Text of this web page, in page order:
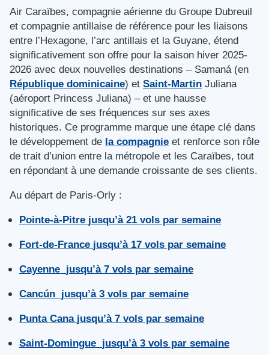
Air Caraïbes, compagnie aérienne du Groupe Dubreuil
et compagnie antillaise de référence pour les liaisons
entre l’Hexagone, l’arc antillais et la Guyane, étend
significativement son offre pour la saison hiver 2025-
2026 avec deux nouvelles destinations – Samaná (en
République dominicaine) et Saint-Martin Juliana
(aéroport Princess Juliana) – et une hausse
significative de ses fréquences sur ses axes
historiques. Ce programme marque une étape clé dans
le développement de la compagnie et renforce son rôle
de trait d’union entre la métropole et les Caraïbes, tout
en répondant à une demande croissante de ses clients.
Au départ de Paris-Orly :
Pointe-à-Pitre jusqu’à 21 vols par semaine
Fort-de-France jusqu’à 17 vols par semaine
Cayenne jusqu’à 7 vols par semaine
Cancún jusqu’à 3 vols par semaine
Punta Cana jusqu’à 7 vols par semaine
Saint-Domingue jusqu’à 3 vols par semaine